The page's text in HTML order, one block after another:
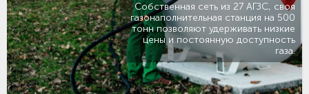
Собственная сеть из 27 АГЗС, своя
газонаполнительная станция на 500
тонн позволяют удерживать низкие
цены и постоянную доступность
газа.